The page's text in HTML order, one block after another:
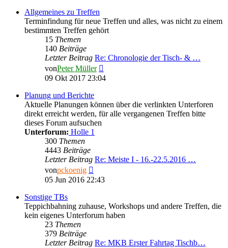
Allgemeines zu Treffen
Terminfindung für neue Treffen und alles, was nicht zu einem
bestimmten Treffen gehört
15 Themen
140 Beiträge
Letzter Beitrag Re: Chronologie der Tisch- & …
vonPeter Müller
Beitrag
09 Okt 2017 23:04
Planung und Berichte
Aktuelle Planungen können über die verlinkten Unterforen
direkt erreicht werden, für alle vergangenen Treffen bitte
dieses Forum aufsuchen
Unterforum: Holle 1
300 Themen
4443 Beiträge
Letzter Beitrag Re: Meiste I - 16.-22.5.2016 …
vonpckoenig
Beitrag
05 Jun 2016 22:43
Sonstige TBs
Teppichbahning zuhause, Workshops und andere Treffen, die
kein eigenes Unterforum haben
23 Themen
379 Beiträge
Letzter Beitrag Re: MKB Erster Fahrtag Tischb…